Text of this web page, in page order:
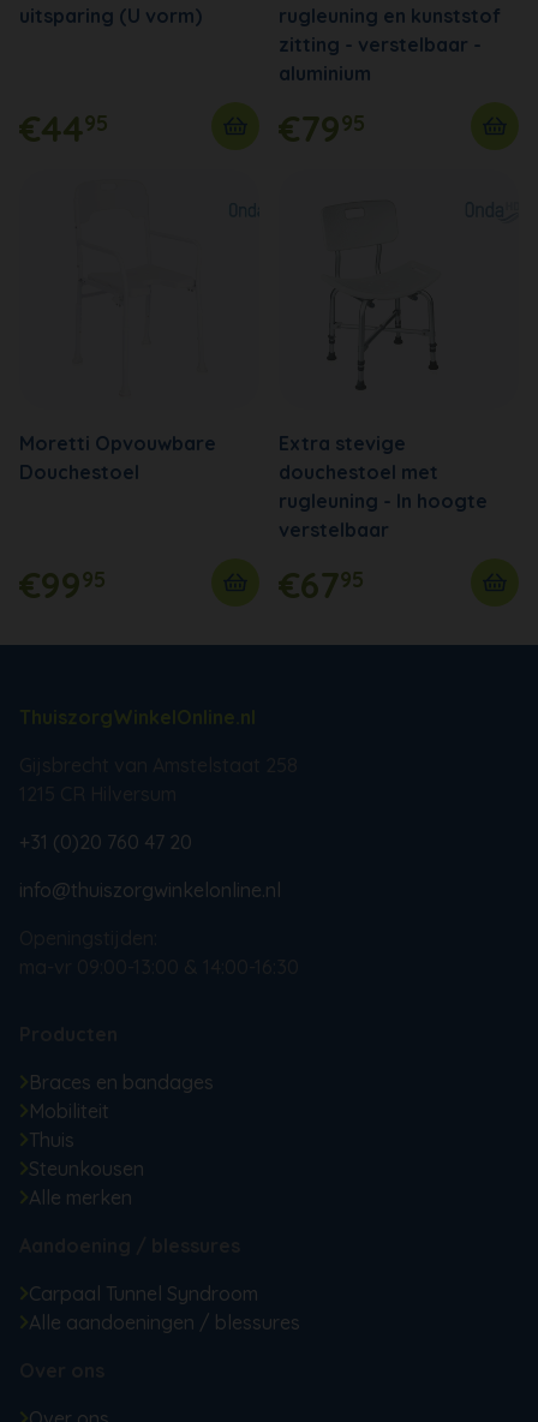
uitsparing (U vorm)
€4495
rugleuning en kunststof
zitting - verstelbaar -
aluminium
€7995
Moretti Opvouwbare
Douchestoel
€9995
Extra stevige
douchestoel met
rugleuning - In hoogte
verstelbaar
€6795
+31 (0)20 760 47 20
info@thuiszorgwinkelonline.nl
Braces en bandages
Mobiliteit
Thuis
Steunkousen
Alle merken
Carpaal Tunnel Syndroom
Alle aandoeningen / blessures